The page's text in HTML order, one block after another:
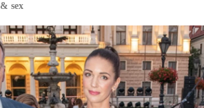
sex